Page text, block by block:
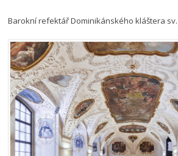
Barokní refektář Dominikánského kláštera sv.